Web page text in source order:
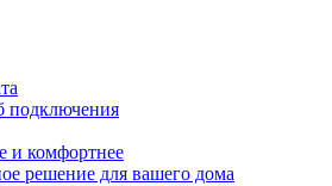
подключения
и комфортнее
решение для вашего дома